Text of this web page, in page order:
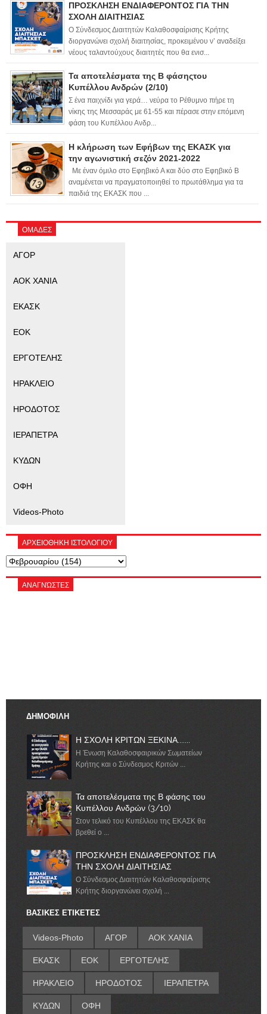
ΠΡΟΣΚΛΗΣΗ ΕΝΔΙΑΦΕΡΟΝΤΟΣ ΓΙΑ ΤΗΝ
ΣΧΟΛΗ ΔΙΑΙΤΗΣΙΑΣ
Ο Σύνδεσμος Διαιτητών Καλαθοσφαίρισης Κρήτης
διοργανώνει σχολή διαιτησίας, προκειμένου ν’ αναδείξει
νέους ταλαντούχους διαιτητές που θα ενισ...
Τα αποτελέσματα της Β φάσηςτου
Κυπέλλου Ανδρών (2/10)
Σ ένα παιχνίδι για γερά… νεύρα το Ρέθυμνο πήρε τη
νίκης της Μεσσαράς με 61-55 και πέρασε στην επόμενη
φάση του Κυπέλλου Ανδρ...
Η κλήρωση των Εφήβων της ΕΚΑΣΚ για
την αγωνιστική σεζόν 2021-2022
Με έναν όμιλο στο Εφηβικό Α και δύο στο Εφηβικό Β
αναμένεται να πραγματοποιηθεί το πρωτάθλημα για τα
παιδιά της ΕΚΑΣΚ που ...
ΟΜΑΔΕΣ
ΑΓΟΡ
ΑΟΚ ΧΑΝΙΑ
ΕΚΑΣΚ
ΕΟΚ
ΕΡΓΟΤΕΛΗΣ
ΗΡΑΚΛΕΙΟ
ΗΡΟΔΟΤΟΣ
ΙΕΡΑΠΕΤΡΑ
ΚΥΔΩΝ
ΟΦΗ
Videos-Photo
ΑΡΧΕΙΟΘΗΚΗ ΙΣΤΟΛΟΓΙΟΥ
ΑΝΑΓΝΏΣΤΕΣ
ΔΗΜΟΦΙΛΗ
Η ΣΧΟΛΗ ΚΡΙΤΩΝ ΞΕΚΙΝΑ.......
Η Ένωση Καλαθοσφαιρικών Σωματείων
Κρήτης και ο Σύνδεσμος Κριτών ...
Τα αποτελέσματα της Β φάσης του
Κυπέλλου Ανδρών (3/10)
Στον τελικό του Κυπέλλου της ΕΚΑΣΚ θα
βρεθεί ο ...
ΠΡΟΣΚΛΗΣΗ ΕΝΔΙΑΦΕΡΟΝΤΟΣ ΓΙΑ
ΤΗΝ ΣΧΟΛΗ ΔΙΑΙΤΗΣΙΑΣ
Ο Σύνδεσμος Διαιτητών Καλαθοσφαίρισης
Κρήτης διοργανώνει σχολή ...
ΒΑΣΙΚΕΣ ΕΤΙΚΕΤΕΣ
Videos-Photo ΑΓΟΡ ΑΟΚ ΧΑΝΙΑ
ΕΚΑΣΚ ΕΟΚ ΕΡΓΟΤΕΛΗΣ
ΗΡΑΚΛΕΙΟ ΗΡΟΔΟΤΟΣ ΙΕΡΑΠΕΤΡΑ
ΚΥΔΩΝ ΟΦΗ